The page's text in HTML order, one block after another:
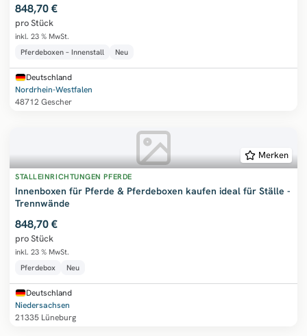
848,70 €
pro Stück
inkl. 23 % MwSt.
Pferdeboxen – Innenstall
Neu
Deutschland
Nordrhein-Westfalen
48712 Gescher
Merken
STALLEINRICHTUNGEN PFERDE
Innenboxen für Pferde & Pferdeboxen kaufen ideal für Ställe -
Trennwände
848,70 €
pro Stück
inkl. 23 % MwSt.
Pferdebox
Neu
Deutschland
Niedersachsen
21335 Lüneburg